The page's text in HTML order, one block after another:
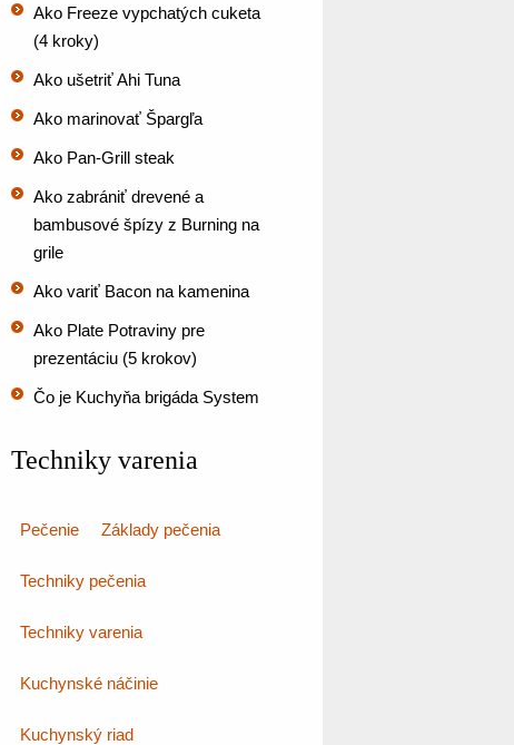
Ako Freeze vypchatých cuketa
(4 kroky)
Ako ušetriť Ahi Tuna
Ako marinovať Špargľa
Ako Pan-Grill steak
Ako zabrániť drevené a
bambusové špízy z Burning na
grile
Ako variť Bacon na kamenina
Ako Plate Potraviny pre
prezentáciu (5 krokov)
Čo je Kuchyňa brigáda System
Techniky varenia
Pečenie Základy pečenia
Techniky pečenia
Techniky varenia
Kuchynské náčinie
Kuchynský riad